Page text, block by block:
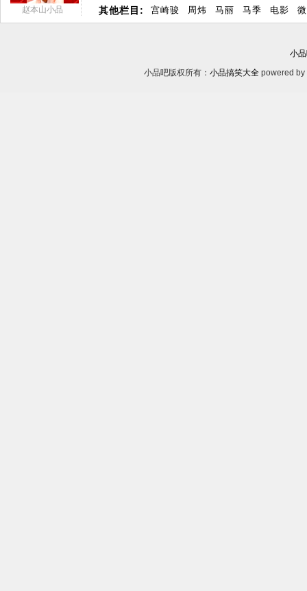
赵本山小品 其他栏目: 宫崎骏 周炜 马丽 马季 电影
小
小品吧版权所有： 小品搞笑大全 powered by